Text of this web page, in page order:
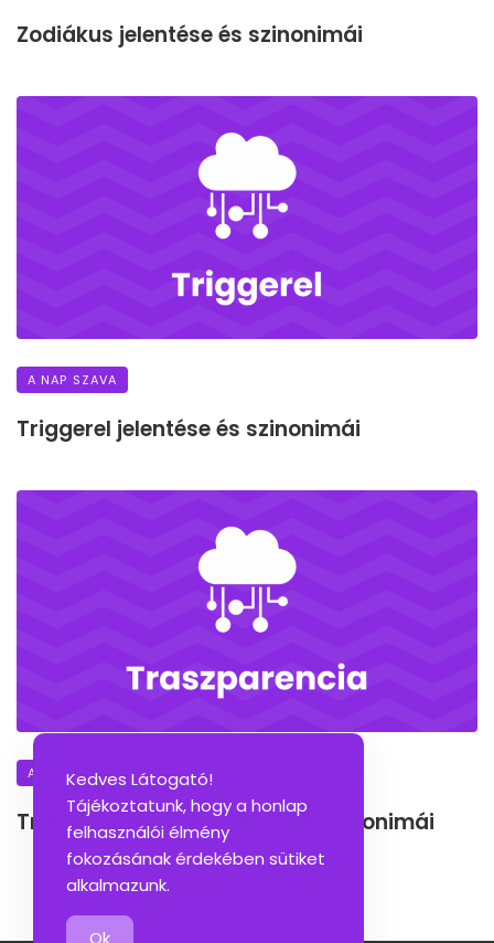
Zodiákus jelentése és szinonimái
A NAP SZAVA
Triggerel jelentése és szinonimái
A NAP SZAVA
Transzparencia jelentése és szinonimái
Kedves Látogató!
Tájékoztatunk, hogy a honlap
felhasználói élmény
fokozásának érdekében sütiket
alkalmazunk.
Ok